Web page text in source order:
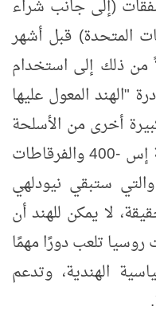
(إلى جانب شراء
المتحدة) قبل أشهر
من ذلك إلى استخدام
"الهند المعول عليها
أخرى من الأسلحة
الروسية، مثل الدفاعات الجوية إس -400 والفرقاطات
ستبقي نيودلهي
لا يمكن للهند أن
تلعب دورًا مهمًا
الهندية، وتدعم